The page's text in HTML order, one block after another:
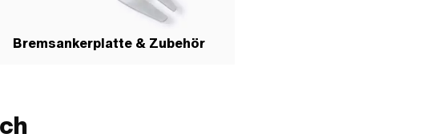
Bremsankerplatte & Zubehör